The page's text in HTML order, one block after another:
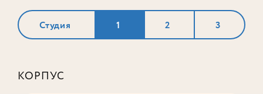
Студия 1 2 3
КОРПУС